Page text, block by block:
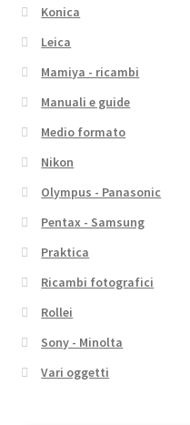
Konica
Leica
Mamiya - ricambi
Manuali e guide
Medio formato
Nikon
Olympus - Panasonic
Pentax - Samsung
Praktica
Ricambi fotografici
Rollei
Sony - Minolta
Vari oggetti